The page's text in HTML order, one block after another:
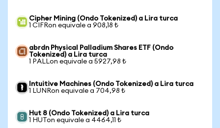
Cipher Mining (Ondo Tokenized) a Lira turca
1 CIFRon equivale a 908,18 ₺
abrdn Physical Palladium Shares ETF (Ondo
Tokenized) a Lira turca
1 PALLon equivale a 5927,98 ₺
Intuitive Machines (Ondo Tokenized) a Lira turca
1 LUNRon equivale a 704,98 ₺
Hut 8 (Ondo Tokenized) a Lira turca
1 HUTon equivale a 4464,11 ₺